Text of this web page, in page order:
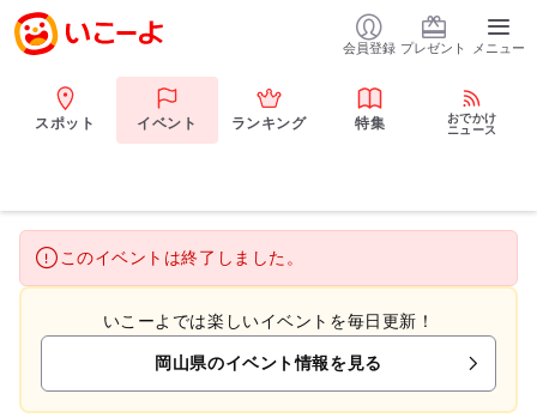
会員登録 プレゼント メニュー
スポット イベント ランキング 特集
おでかけ
ニュース
このイベントは終了しました。
いこーよでは楽しいイベントを毎日更新！
岡山県のイベント情報を見る